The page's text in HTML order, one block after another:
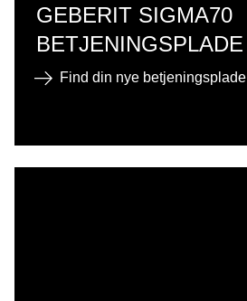
GEBERIT SIGMA70
BETJENINGSPLADE
Find din nye betjeningsplade